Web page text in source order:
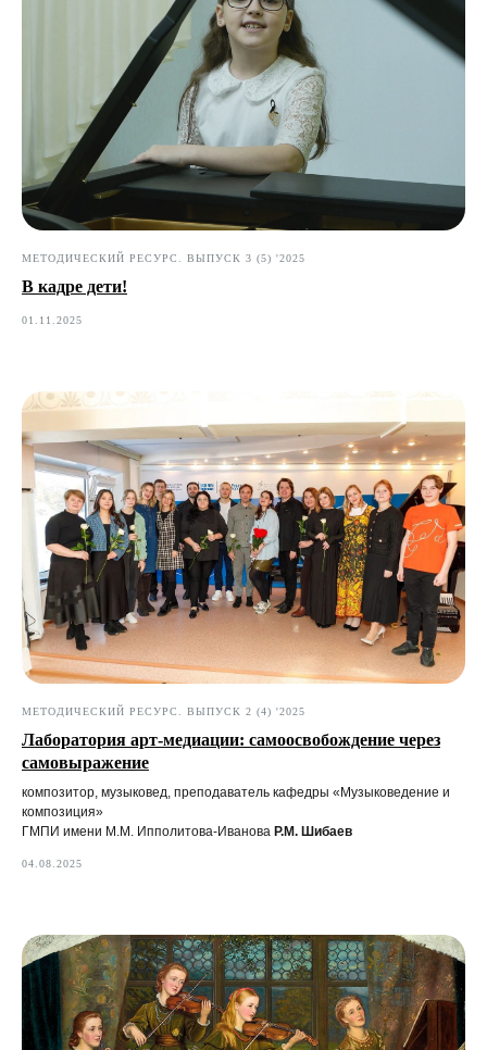
МЕТОДИЧЕСКИЙ РЕСУРС. ВЫПУСК 3 (5) '2025
В кадре дети!
01.11.2025
МЕТОДИЧЕСКИЙ РЕСУРС. ВЫПУСК 2 (4) '2025
Лаборатория арт-медиации: самоосвобождение через
самовыражение
композитор, музыковед, преподаватель кафедры «Музыковедение и
композиция»
ГМПИ имени М.М. Ипполитова-Иванова Р.М. Шибаев
04.08.2025